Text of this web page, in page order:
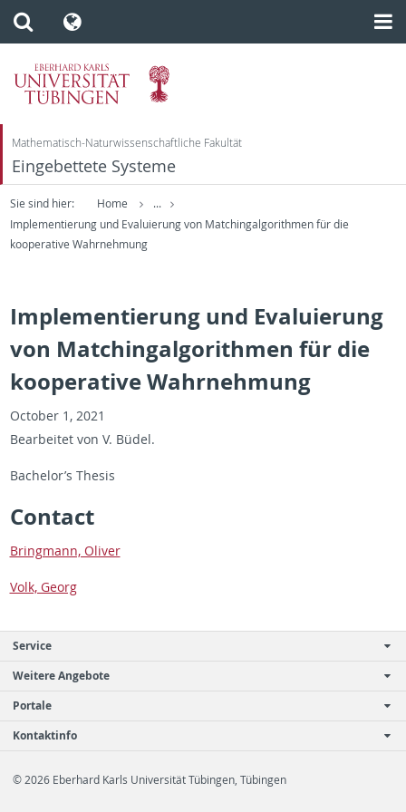
Mathematisch-Naturwissenschaftliche Fakultät
Eingebettete Systeme
Sie sind hier: Home
...
Implementierung und Evaluierung von Matchingalgorithmen für die
kooperative Wahrnehmung
Implementierung und Evaluierung
von Matchingalgorithmen für die
kooperative Wahrnehmung
Oc­to­ber 1, 2021
Bear­beitet von V. Büdel.
Bach­e­lor’s The­sis
Con­tact
Bring­mann, Oliver
Volk, Georg
Service
Weitere Angebote
Portale
Kontaktinfo
© 2026 Eberhard Karls Universität Tübingen, Tübingen